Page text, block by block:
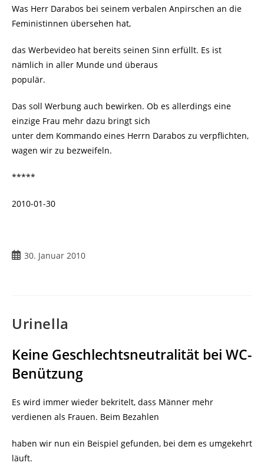
Was Herr Darabos bei seinem verbalen Anpirschen an die
Feministinnen übersehen hat,
das Werbevideo hat bereits seinen Sinn erfüllt. Es ist
nämlich in aller Munde und überaus
populär.
Das soll Werbung auch bewirken. Ob es allerdings eine
einzige Frau mehr dazu bringt sich
unter dem Kommando eines Herrn Darabos zu verpflichten,
wagen wir zu bezweifeln.
*****
2010-01-30
Beitrag
30. Januar 2010
Urinella
Keine Geschlechtsneutralität bei WC-
Benützung
Es wird immer wieder bekritelt, dass Männer mehr
verdienen als Frauen. Beim Bezahlen
haben wir nun ein Beispiel gefunden, bei dem es umgekehrt
läuft.